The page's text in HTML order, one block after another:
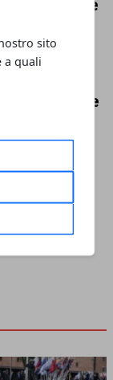
sito
a quali
globale
ecco
da sapere
investire